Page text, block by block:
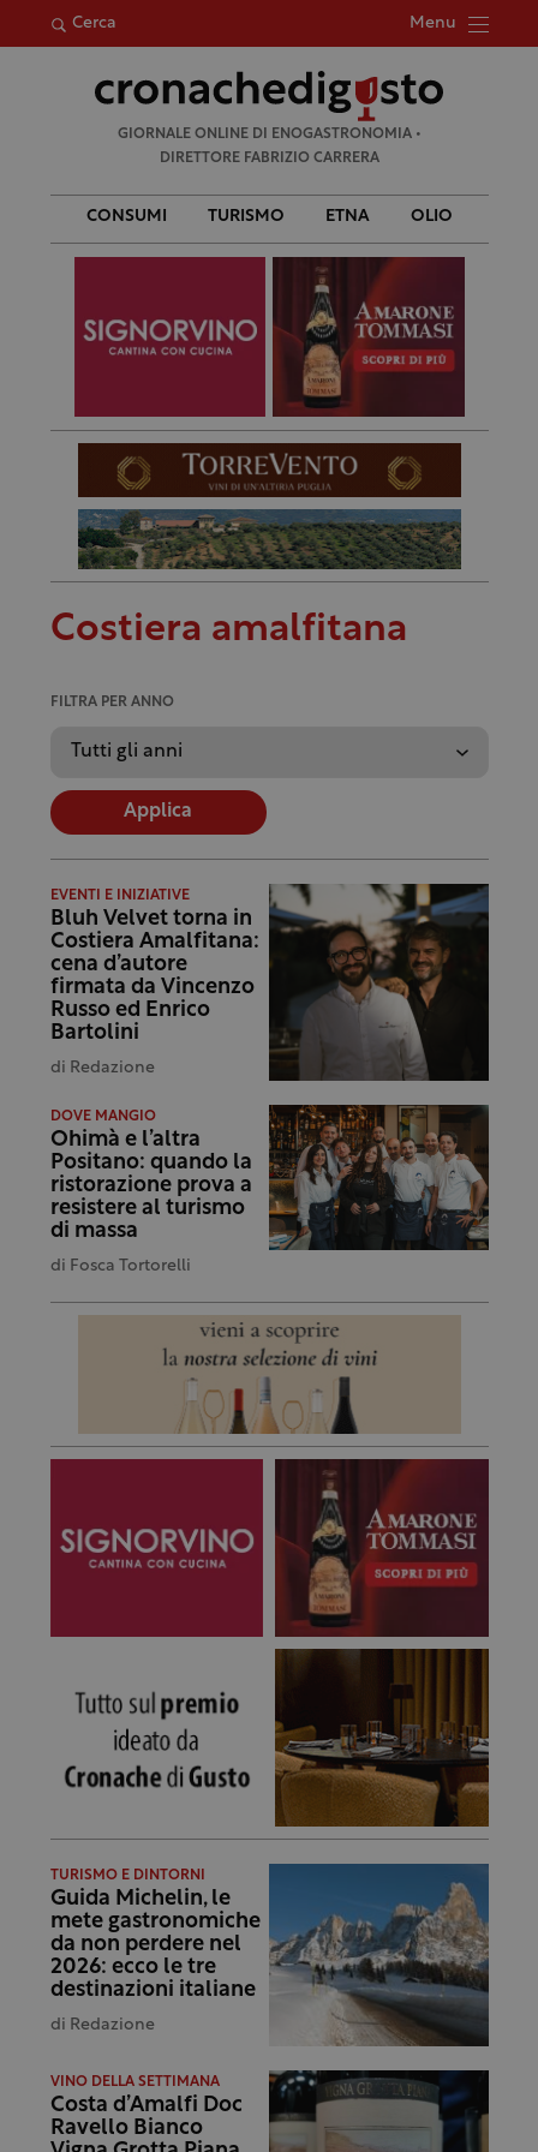
Cerca Menu
per:
GIORNALE ONLINE DI ENOGASTRONOMIA •
DIRETTORE FABRIZIO CARRERA
CONSUMI TURISMO ETNA OLIO
Costiera amalfitana
FILTRA PER ANNO
Applica
EVENTI E INIZIATIVE
Bluh Velvet torna in
Costiera Amalfitana:
cena d’autore
firmata da Vincenzo
Russo ed Enrico
Bartolini
di Redazione
DOVE MANGIO
Ohimà e l’altra
Positano: quando la
ristorazione prova a
resistere al turismo
di massa
di Fosca Tortorelli
TURISMO E DINTORNI
Guida Michelin, le
mete gastronomiche
da non perdere nel
2026: ecco le tre
destinazioni italiane
di Redazione
VINO DELLA SETTIMANA
Costa d’Amalfi Doc
Ravello Bianco